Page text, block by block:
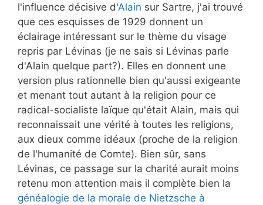
l'influence décisive d'Alain sur Sartre, j'ai trouvé
que ces esquisses de 1929 donnent un
éclairage intéressant sur le thème du visage
repris par Lévinas (je ne sais si Lévinas parle
d'Alain quelque part?). Elles en donnent une
version plus rationnelle bien qu'aussi exigeante
et menant tout autant à la religion pour ce
radical-socialiste laïque qu'était Alain, mais qui
reconnaissait une vérité à toutes les religions,
aux dieux comme idéaux (proche de la religion
de l'humanité de Comte). Bien sûr, sans
Lévinas, ce passage sur la charité aurait moins
retenu mon attention mais il complète bien la
généalogie de la morale de Nietzsche à